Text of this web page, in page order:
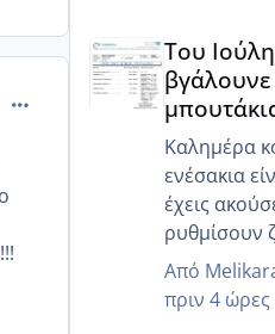
comment_985566
Του Ιούλη τα
Του
Καλημέρα
ενέσακια
έχεις
ρυθμίσουν
κάποιους
κιλά!!
Ναι την
Από
πριν 4 ώρες